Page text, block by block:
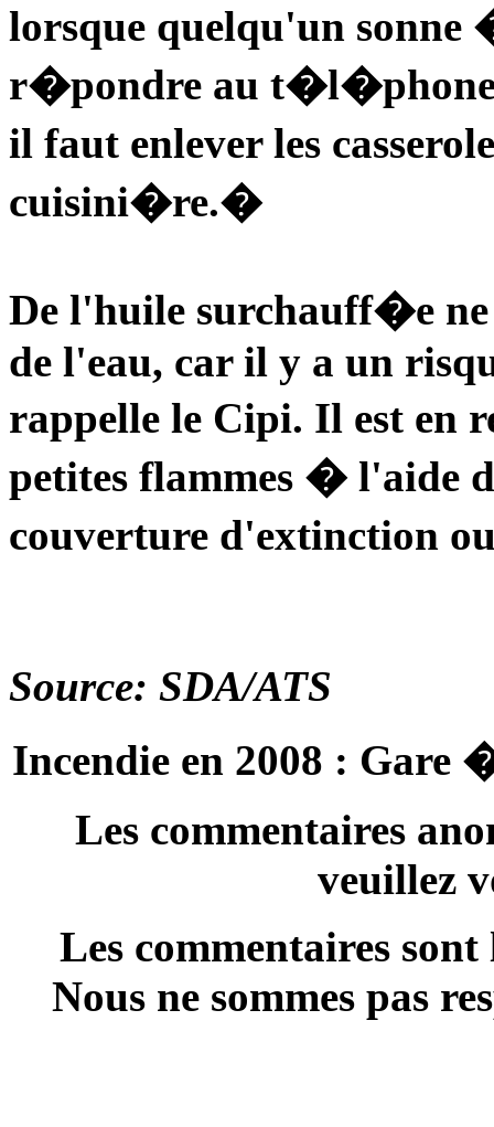
lorsque quelqu'un
r�pondre au
il faut enlever les
cuisini�re.�
De l'huile surchauff�e
de l'eau, car il y a un
rappelle le Cipi. Il est en
petites flammes � l'aide
couverture d'extinction
Source: SDA/ATS
Incendie en 2008 : Gare
Les commentaires
veuillez
Les commentaires
Nous ne sommes pas